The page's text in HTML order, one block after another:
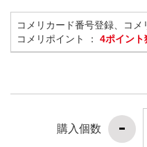
コメリカード番号登録、コ
コメリポイント ： 4ポイント
購入個数